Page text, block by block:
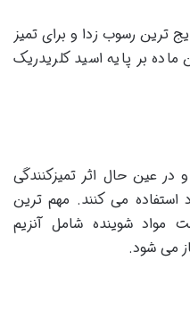
ترین رسوب زدا و برای تمیز
بر پایه اسید کلریدریک
در عین حال اثر تمیزکنندگی
استفاده می کنند. مهم ترین
مواد شوینده شامل آنزیم
می شود.